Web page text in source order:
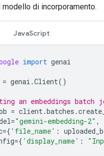
di incorporamento.
JavaScript
import genai
= genai .Client()
an embeddings
= client.batches .
="gemini-embedding-2" ,
={ 'file_name' :
={ 'display_name' :